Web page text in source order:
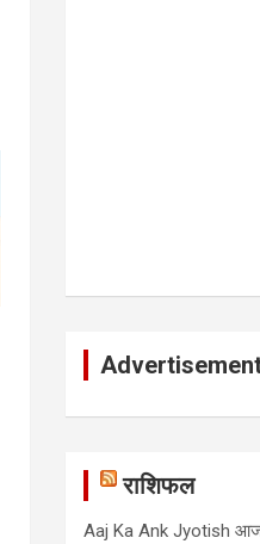
राशिफल
Aaj Ka Ank Jyotish आज